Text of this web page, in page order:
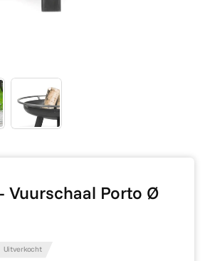
Vuurschaal Porto Ø
Uitverkocht